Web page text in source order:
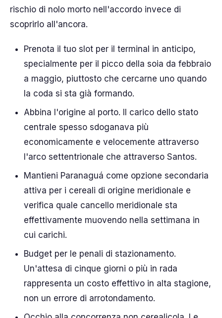
rischio di nolo morto nell'accordo invece di
scoprirlo all'ancora.
Prenota il tuo slot per il terminal in anticipo,
specialmente per il picco della soia da febbraio
a maggio, piuttosto che cercarne uno quando
la coda si sta già formando.
Abbina l'origine al porto. Il carico dello stato
centrale spesso sdoganava più
economicamente e velocemente attraverso
l'arco settentrionale che attraverso Santos.
Mantieni Paranaguá come opzione secondaria
attiva per i cereali di origine meridionale e
verifica quale cancello meridionale sta
effettivamente muovendo nella settimana in
cui carichi.
Budget per le penali di stazionamento.
Un'attesa di cinque giorni o più in rada
rappresenta un costo effettivo in alta stagione,
non un errore di arrotondamento.